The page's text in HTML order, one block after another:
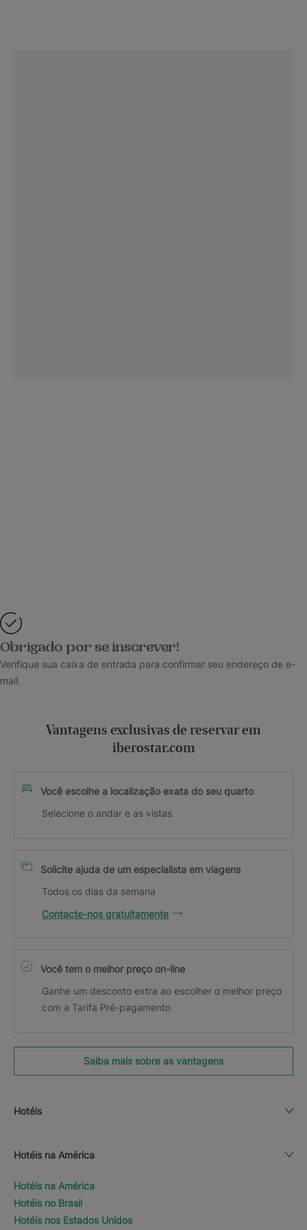
Obrigado por se inscrever!
Verifique sua caixa de entrada para confirmar seu endereço de e-
mail.
Vantagens exclusivas de reservar em
iberostar.com
Você escolhe a localização exata do seu quarto
Selecione o andar e as vistas
Solicite ajuda de um especialista em viagens
Todos os dias da semana
Contacte-nos gratuitamente
Você tem o melhor preço on-line
Ganhe um desconto extra ao escolher o melhor preço
com a Tarifa Pré-pagamento
Saiba mais sobre as vantagens
Hotéis
Hotéis na América
Hotéis na América
Hotéis no Brasil
Hotéis nos Estados Unidos